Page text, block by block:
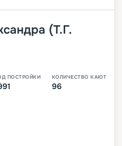
(Т.Г.
ПОСТРОЙКИ КОЛИЧЕСТВО КАЮТ
96